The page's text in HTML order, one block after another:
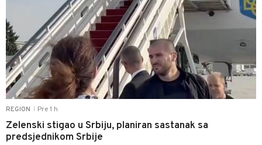
REGION Pre 1 h
Zelenski stigao u Srbiju, planiran sastanak sa
predsjednikom Srbije